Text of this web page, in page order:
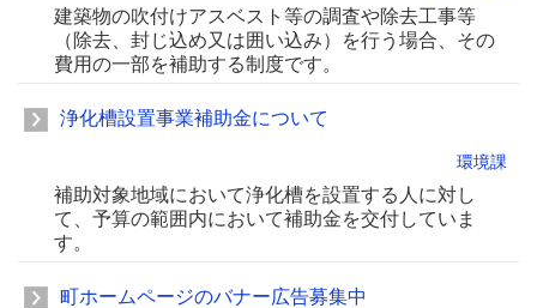
建築物の吹付けアスベスト等の調査や除去工事等
（除去、封じ込め又は囲い込み）を行う場合、その
費用の一部を補助する制度です。
浄化槽設置事業補助金について
環境課
補助対象地域において浄化槽を設置する人に対し
て、予算の範囲内において補助金を交付していま
す。
町ホームページのバナー広告募集中